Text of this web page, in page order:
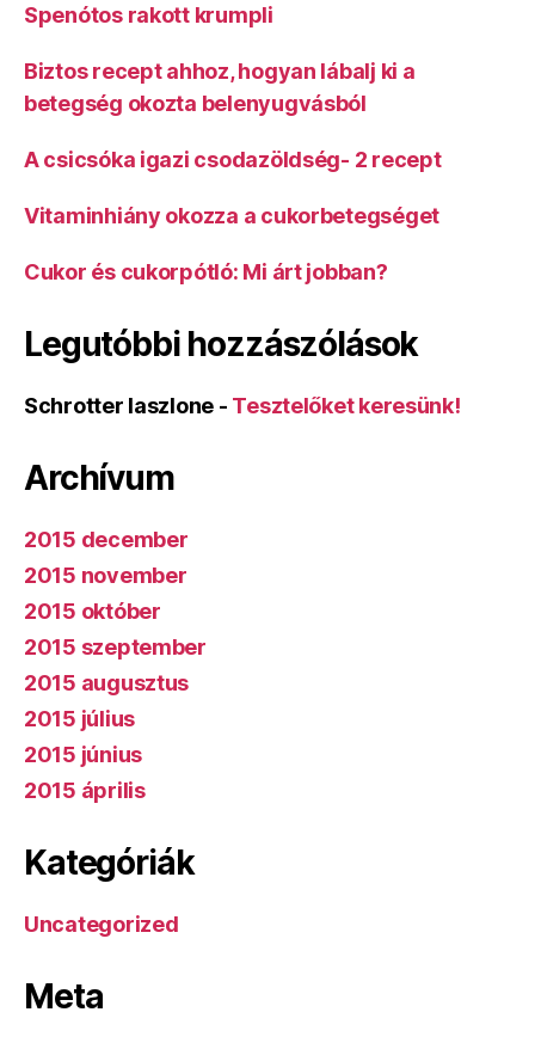
Spenótos rakott krumpli
Biztos recept ahhoz, hogyan lábalj ki a
betegség okozta belenyugvásból
A csicsóka igazi csodazöldség- 2 recept
Vitaminhiány okozza a cukorbetegséget
Cukor és cukorpótló: Mi árt jobban?
Legutóbbi hozzászólások
Schrotter laszlone - Tesztelőket keresünk!
Archívum
2015 december
2015 november
2015 október
2015 szeptember
2015 augusztus
2015 július
2015 június
2015 április
Kategóriák
Uncategorized
Meta